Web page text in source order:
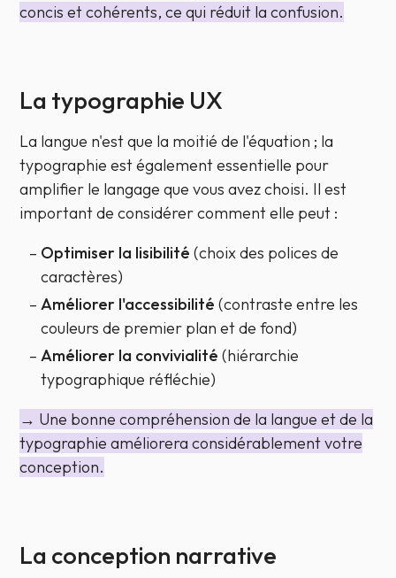
concis et cohérents, ce qui réduit la confusion.
La typographie UX
La langue n'est que la moitié de l'équation ; la
typographie est également essentielle pour
amplifier le langage que vous avez choisi. Il est
important de considérer comment elle peut :
Optimiser la lisibilité (choix des polices de
caractères)
Améliorer l'accessibilité (contraste entre les
couleurs de premier plan et de fond)
Améliorer la convivialité (hiérarchie
typographique réfléchie)
→ Une bonne compréhension de la langue et de la
typographie améliorera considérablement votre
conception.
La conception narrative